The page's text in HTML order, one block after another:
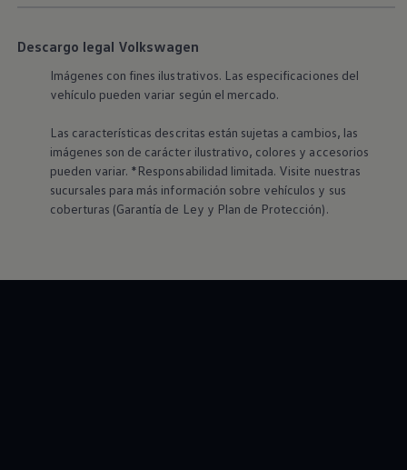
Descargo legal Volkswagen
Imágenes con fines ilustrativos. Las especificaciones del
vehículo pueden variar según el mercado.
Las características descritas están sujetas a cambios, las
imágenes son de carácter ilustrativo, colores y accesorios
pueden variar. *Responsabilidad limitada. Visite nuestras
sucursales para más información sobre vehículos y sus
coberturas (Garantía de Ley y Plan de Protección).